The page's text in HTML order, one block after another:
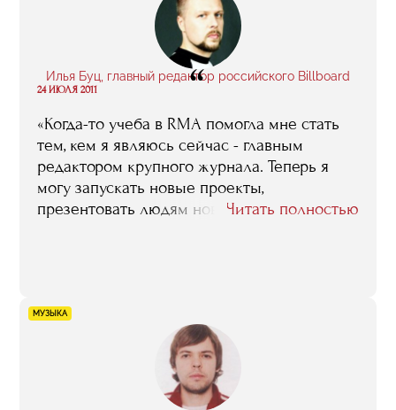
Илья Буц, главный редактор российского Billboard
“
24 ИЮЛЯ 2011
«Когда-то учеба в RMA помогла мне стать
тем, кем я являюсь сейчас - главным
редактором крупного журнала. Теперь я
могу запускать новые проекты,
презентовать людям новые форматы
Читать полностью
МУЗЫКА